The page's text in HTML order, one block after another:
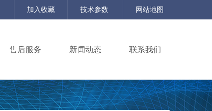
技术参数 网站地图
加入收藏
售后服务 新闻动态 联系我们